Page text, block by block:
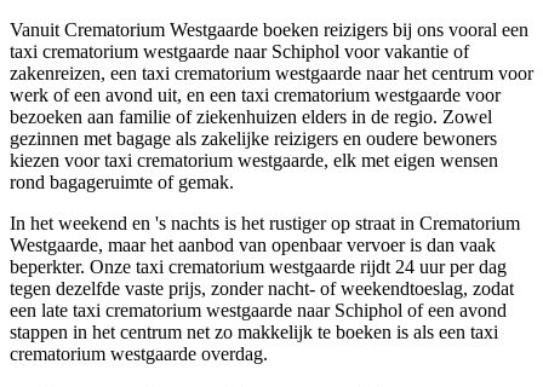
Vanuit Crematorium Westgaarde boeken reizigers bij ons vooral een
taxi crematorium westgaarde naar Schiphol voor vakantie of
zakenreizen, een taxi crematorium westgaarde naar het centrum voor
werk of een avond uit, en een taxi crematorium westgaarde voor
bezoeken aan familie of ziekenhuizen elders in de regio. Zowel
gezinnen met bagage als zakelijke reizigers en oudere bewoners
kiezen voor taxi crematorium westgaarde, elk met eigen wensen
rond bagageruimte of gemak.
In het weekend en 's nachts is het rustiger op straat in Crematorium
Westgaarde, maar het aanbod van openbaar vervoer is dan vaak
beperkter. Onze taxi crematorium westgaarde rijdt 24 uur per dag
tegen dezelfde vaste prijs, zonder nacht- of weekendtoeslag, zodat
een late taxi crematorium westgaarde naar Schiphol of een avond
stappen in het centrum net zo makkelijk te boeken is als een taxi
crematorium westgaarde overdag.